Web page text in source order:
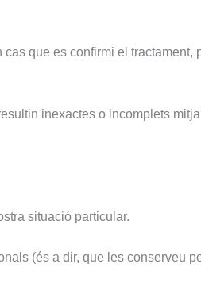
que es confirmi el tractament,
inexactes o incomplets
situació particular.
(és a dir, que les conserveu